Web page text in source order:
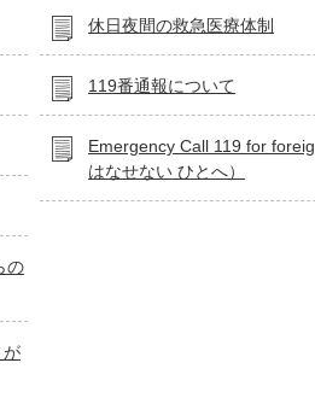
の
が
休日夜間の救急医療体制
119番通報について
Emergency Call 119 for
はなせない ひとへ）